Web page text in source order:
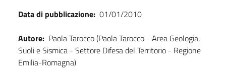
Data di pubblicazione: 01/01/2010
Autore: Paola Tarocco (Paola Tarocco - Area Geologia,
Suoli e Sismica - Settore Difesa del Territorio - Regione
Emilia-Romagna)